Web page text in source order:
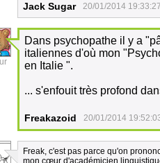
Jack Sugar 20/01/2014
Dans psychopathe il y a
italiennes d'où mon
en Italie ".
... s'enfouit très profond
Freakazoid 20/01/2014
Freak, c'est pas parce qu'on
mon cœur d'académicien